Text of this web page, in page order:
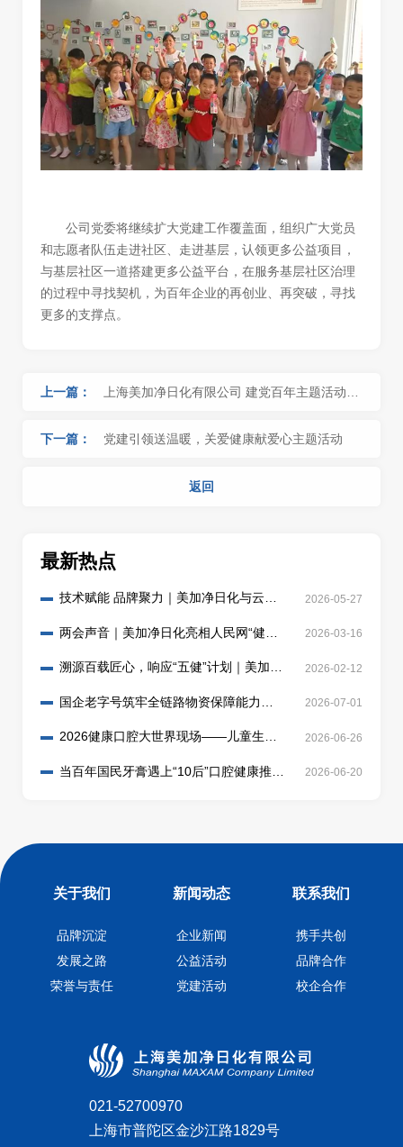
公司党委将继续扩大党建工作覆盖面 ，组织广大党员
和志愿者队伍走进社区、走进基层，认领更多公益项目 ，
与基层社区一道搭建更多公益平台，在服务基层社区治理
的过程中寻找契机，为百年企业的再创业、再突破，寻找
更多的支撑点。
上一篇： 上海美加净日化有限公司 建党百年主题活动
（一）
下一篇： 党建引领送温暖，关爱健康献爱心主题活动
返回
最新热点
技术赋能 品牌聚力｜美加净日化与云南
2026-05-27
两会声音｜美加净日化亮相人民网“健康
2026-03-16
溯源百载匠心，响应“五健”计划｜美加净
2026-02-12
国企老字号筑牢全链路物资保障能力，
2026-07-01
2026健康口腔大世界现场——儿童生物
2026-06-26
当百年国民牙膏遇上“10后”口腔健康推广
2026-06-20
关于我们
品牌沉淀
发展之路
荣誉与责任
新闻动态
企业新闻
公益活动
党建活动
联系我们
携手共创
品牌合作
校企合作
021-52700970
上海市普陀区金沙江路1829号